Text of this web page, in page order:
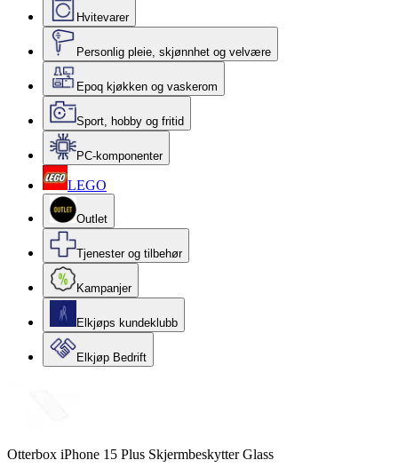
Hvitevarer
Personlig pleie, skjønnhet og velvære
Epoq kjøkken og vaskerom
Sport, hobby og fritid
PC-komponenter
LEGO
Outlet
Tjenester og tilbehør
Kampanjer
Elkjøps kundeklubb
Elkjøp Bedrift
Otterbox iPhone 15 Plus Skjermbeskytter Glass